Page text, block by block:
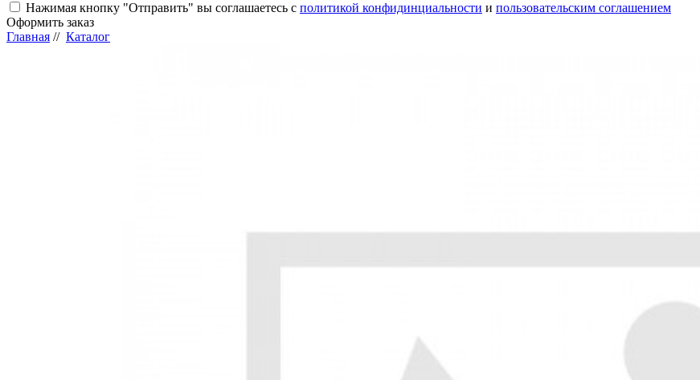
Нажимая кнопку "Отправить" вы соглашаетесь с политикой конфидинциальности и пользовательским соглашением
Оформить заказ
Главная // Каталог